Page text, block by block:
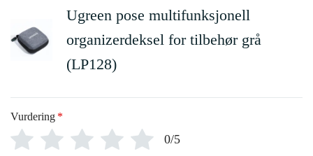
Ugreen pose multifunksjonell
organizerdeksel for tilbehør grå
(LP128)
Vurdering *
0/5